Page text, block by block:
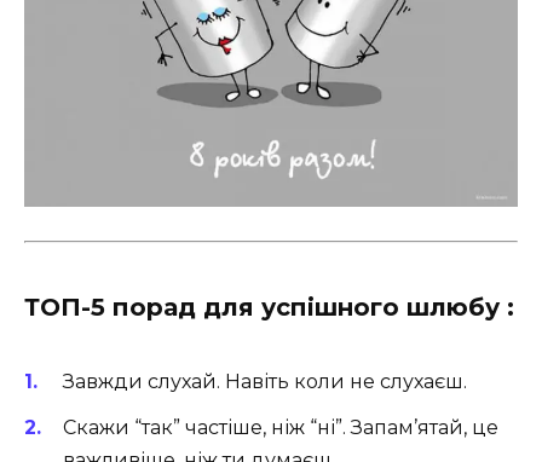
ТОП-5 порад для успішного шлюбу :
Завжди слухай. Навіть коли не слухаєш.
Скажи “так” частіше, ніж “ні”. Запам’ятай, це